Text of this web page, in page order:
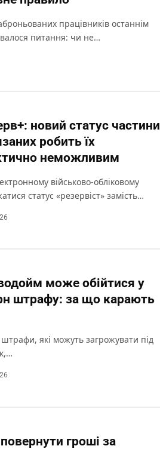
працівників останнім
питання: чи не…
новий статус частини
робить їх
неможливим
військово-обліковому
статус «резервіст» замість…
може обійтися у
штрафу: за що карають
які можуть загрожувати під
гроші за